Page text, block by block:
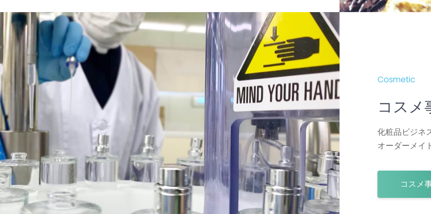
Cosmetic
コスメ
化粧品ビジネ
オーダーメイ
コスメ